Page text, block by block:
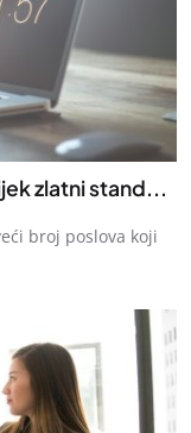
zlatni stand...
broj poslova koji